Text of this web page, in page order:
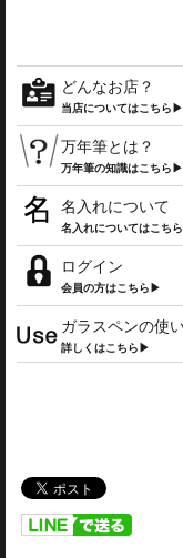
どんなお店？
当店についてはこちら▶
万年筆とは？
万年筆の知識はこちら▶
名入れについて
名入れについてはこち
ログイン
会員の方はこちら▶
ガラスペンの使
詳しくはこちら▶